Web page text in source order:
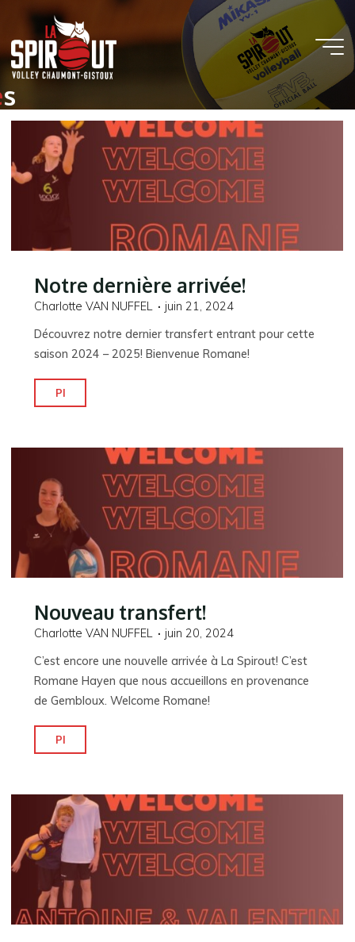
contenu
s
Notre dernière arrivée!
Charlotte VAN NUFFEL
juin 21, 2024
Découvrez notre dernier transfert entrant pour cette
saison 2024 – 2025! Bienvenue Romane!
Pl
dernière
Nouveau transfert!
Charlotte VAN NUFFEL
juin 20, 2024
C’est encore une nouvelle arrivée à La Spirout! C’est
Romane Hayen que nous accueillons en provenance
de Gembloux. Welcome Romane!
Pl
transfert!"